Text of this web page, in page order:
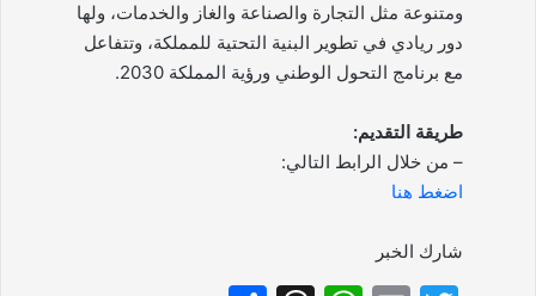
ومتنوعة مثل التجارة والصناعة والغاز والخدمات، ولها
دور ريادي في تطوير البنية التحتية للمملكة، وتتفاعل
مع برنامج التحول الوطني ورؤية المملكة 2030.
طريقة التقديم:
– من خلال الرابط التالي:
اضغط هنا
شارك الخبر